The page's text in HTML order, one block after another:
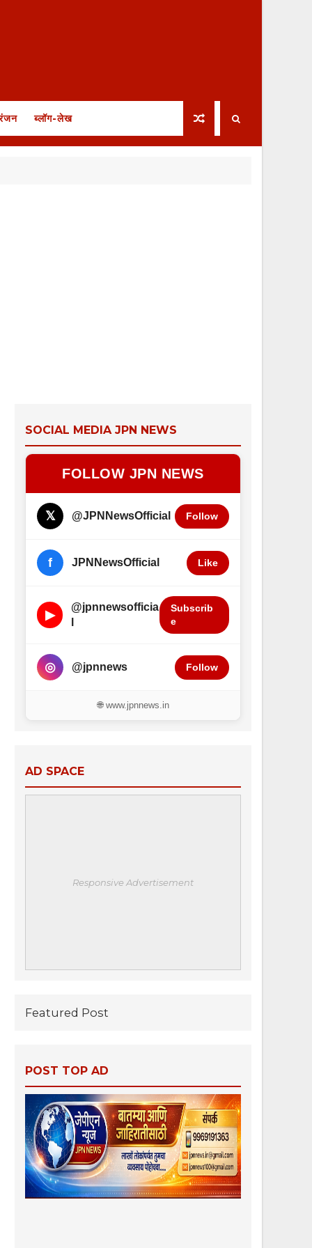
ब्लॉग-लेख
SOCIAL MEDIA JPN NEWS
FOLLOW JPN NEWS
𝕏 @JPNNewsOfficial Follow
f JPNNewsOfficial Like
▶
@jpnnewsofficia
Subscrib
e
◎ @jpnnews Follow
🌐 www.jpnnews.in
AD SPACE
Responsive Advertisement
Featured Post
POST TOP AD